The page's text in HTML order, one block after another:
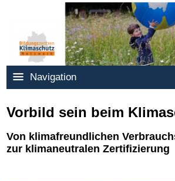
Navigation
Vorbild sein beim
Von klimafreundlichen
zur klimaneutralen Zertifizierung